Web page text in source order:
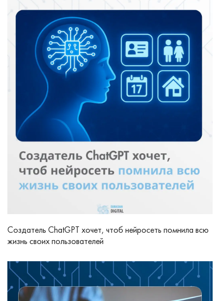
Создатель ChatGPT хочет, чтоб нейросеть помнила всю
жизнь своих пользователей